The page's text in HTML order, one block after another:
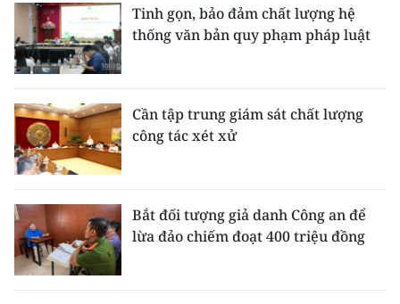
Tinh gọn, bảo đảm chất lượng hệ
thống văn bản quy phạm pháp luật
Cần tập trung giám sát chất lượng
công tác xét xử
Bắt đối tượng giả danh Công an để
lừa đảo chiếm đoạt 400 triệu đồng